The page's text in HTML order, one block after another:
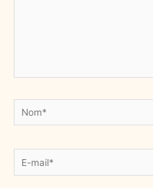
Nom*
E-
mail*